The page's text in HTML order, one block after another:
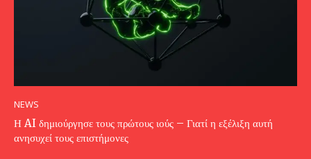
NEWS
Η AI δημιούργησε τους πρώτους ιούς – Γιατί η εξέλιξη αυτή
ανησυχεί τους επιστήμονες